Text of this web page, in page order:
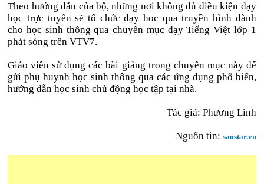
Theo hướng dẫn của bộ, những nơi không đủ điều kiện dạy
học trực tuyến sẽ tổ chức dạy hoc qua truyền hình dành
cho học sinh thông qua chuyên mục dạy Tiếng Việt lớp 1
phát sóng trên VTV7.
Giáo viên sử dụng các bài giảng trong chuyên mục này để
gửi phụ huynh học sinh thông qua các ứng dụng phổ biến,
hướng dẫn học sinh chủ động học tập tại nhà.
Tác giả: Phương Linh
Nguồn tin: saostar.vn